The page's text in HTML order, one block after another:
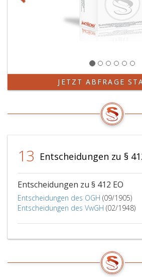
JETZT ABFRAGE
13 Entscheidungen zu §
Entscheidungen zu § 412 EO
Entscheidungen des OGH (09/1905)
Entscheidungen des VwGH (02/1948)